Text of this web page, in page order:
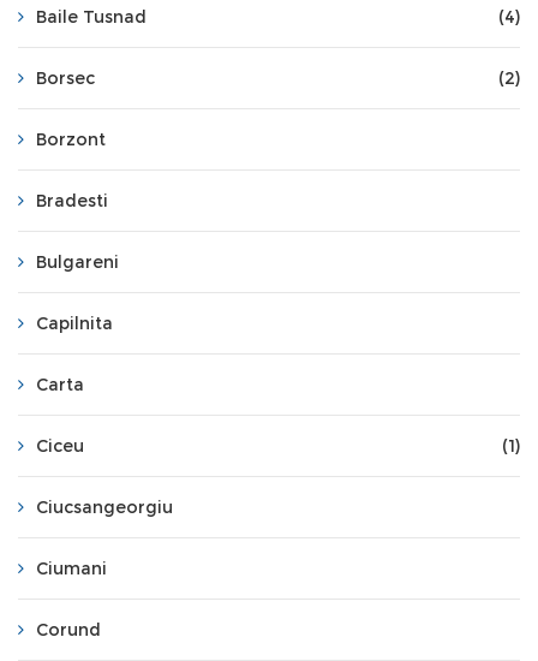
Baile Tusnad (4)
Borsec (2)
Borzont
Bradesti
Bulgareni
Capilnita
Carta
Ciceu (1)
Ciucsangeorgiu
Ciumani
Corund